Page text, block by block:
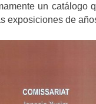
un catálogo
exposiciones de